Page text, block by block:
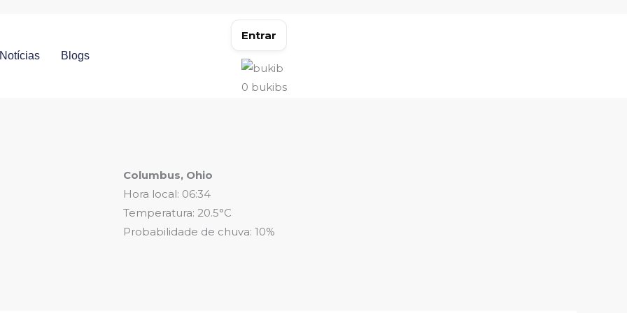
Notícias Blogs
Entrar
0 bukibs
Columbus, Ohio
Hora local: 06:34
Temperatura: 20.5°C
Probabilidade de chuva: 10%